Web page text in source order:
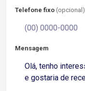
Telefone fixo (opcional)
Mensagem